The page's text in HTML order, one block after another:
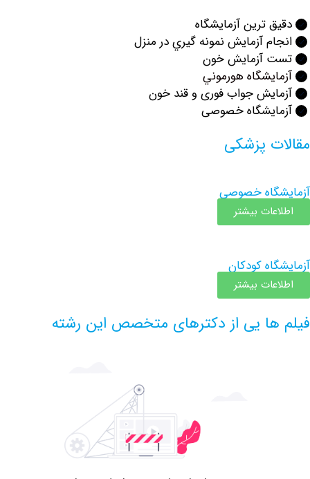
ترين آزمايشگاه
آزمایش نمونه گيري در منزل
آزمايش خون
هورموني
جواب فوری و قند خون
خصوصی
پزشکی
خصوصی
بیشتر
کودکان
بیشتر
یی از دکترهای متخصص این رشته